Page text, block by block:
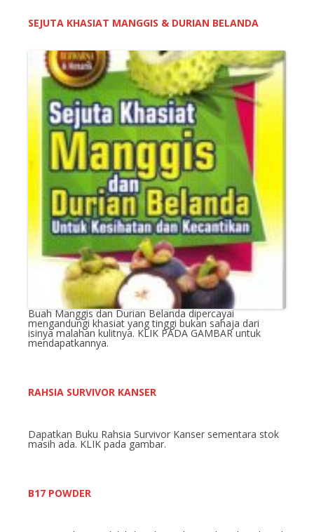
SEJUTA KHASIAT MANGGIS & DURIAN BELANDA
Buah Manggis dan Durian Belanda dipercayai
mengandungi khasiat yang tinggi bukan sahaja dari
isinya malahan kulitnya. KLIK PADA GAMBAR untuk
mendapatkannya.
RAHSIA SURVIVOR KANSER
Dapatkan Buku Rahsia Survivor Kanser sementara stok
masih ada. KLIK pada gambar.
B17 POWDER